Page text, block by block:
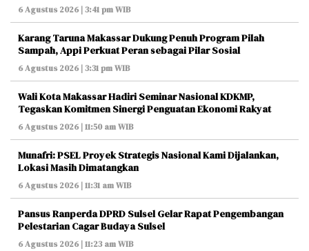
6 Agustus 2026 | 3:41 pm WIB
Karang Taruna Makassar Dukung Penuh Program Pilah
Sampah, Appi Perkuat Peran sebagai Pilar Sosial
6 Agustus 2026 | 3:31 pm WIB
Wali Kota Makassar Hadiri Seminar Nasional KDKMP,
Tegaskan Komitmen Sinergi Penguatan Ekonomi Rakyat
6 Agustus 2026 | 11:50 am WIB
Munafri: PSEL Proyek Strategis Nasional Kami Dijalankan,
Lokasi Masih Dimatangkan
6 Agustus 2026 | 11:31 am WIB
Pansus Ranperda DPRD Sulsel Gelar Rapat Pengembangan
Pelestarian Cagar Budaya Sulsel
6 Agustus 2026 | 11:23 am WIB